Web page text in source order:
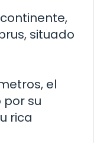
situado
el
por su
rica